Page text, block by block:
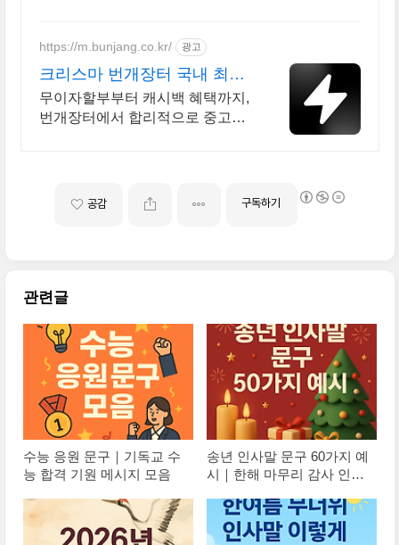
https://m.bunjang.co.kr/ 광고
크리스마 번개장터 국내 최대
브랜드 중고거래
무이자할부부터 캐시백 혜택까지,
번개장터에서 합리적으로 중고거
공감 구독하기
관련글
수능 응원 문구｜기독교 수
능 합격 기원 메시지 모음
송년 인사말 문구 60가지 예
시｜한해 마무리 감사 인사